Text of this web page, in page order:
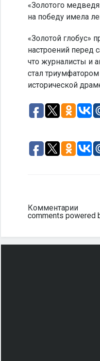
«Золотого
на победу имела
«Золотой глобус»
настроений перед
что журналисты и
стал
исторической
Комментарии
comments powered